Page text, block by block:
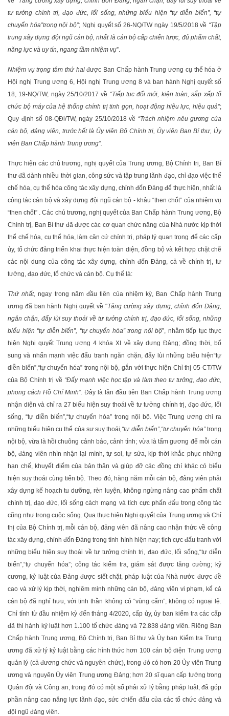
tư tưởng chính trị, đạo đức, lối sống, những biểu hiện “tự diễn biến”, “tự
chuyển hóa”trong nội bộ”; Nghị quyết số 26-NQ/TW ngày 19/5/2018 về “Tập
trung xây dựng đội ngũ cán bộ, nhất là cán bộ cấp chiến lược, đủ phẩm chất,
năng lực và uy tín, ngang tầm nhiệm vụ”.
Nhiệm vụ trọng tâm thứ haiđược Ban Chấp hành Trung ương cụ thể hóa ở
Hội nghị Trung ương 6, Hội nghị Trung ương 8 và ban hành Nghị quyết số
18, 19-NQ/TW, ngày 25/10/2017 về “Tiếp tục đổi mới, kiện toàn, sắp xếp tổ
chức bộ máy của hệ thống chính trị tinh gọn, hoạt động hiệu lực, hiệu quả”;
Quy định số 08-QĐi/TW, ngày 25/10/2018 về “Trách nhiệm nêu gương của
cán bộ, đảng viên, trước hết là Ủy viên Bộ Chính trị, Ủy viên Ban Bí thư, Ủy
viên Ban Chấp hành Trung ương”.
Thực hiện các chủ trương, nghị quyết của Trung ương, Bộ Chính trị, Ban Bí
thư đã dành nhiều thời gian, công sức và tập trung lãnh đạo, chỉ đạo việc thể
chế hóa, cụ thể hóa công tác xây dựng, chỉnh đốn Đảng để thực hiện, nhất là
công tác cán bộ và xây dựng đội ngũ cán bộ - khâu “then chốt” của nhiệm vụ
“then chốt” . Các chủ trương, nghị quyết của Ban Chấp hành Trung ương, Bộ
Chính trị, Ban Bí thư đã được các cơ quan chức năng của Nhà nước kịp thời
thể chế hóa, cụ thể hóa, làm căn cứ chính trị, pháp lý quan trọng để các cấp
ủy, tổ chức đảng triển khai thực hiện toàn diện, đồng bộ và kết hợp chặt chẽ
các nội dung của công tác xây dựng, chỉnh đốn Đảng, cả về chính trị, tư
tưởng, đạo đức, tổ chức và cán bộ. Cụ thể là:
Thứ nhất, ngay trong năm đầu tiên của nhiệm kỳ, Ban Chấp hành Trung
ương đã ban hành Nghị quyết về "Tăng cường xây dựng, chỉnh đốn Đảng;
ngăn chặn, đẩy lùi suy thoái về tư tưởng chính trị, đạo đức, lối sống, những
biểu hiện "tự diễn biến”, "tự chuyển hóa” trong nội bộ”, nhằm tiếp tục thực
hiện Nghị quyết Trung ương 4 khóa XI về xây dựng Đảng; đồng thời, bổ
sung và nhấn mạnh việc đấu tranh ngăn chặn, đẩy lùi những biểu hiện“tự
diễn biến”,“tự chuyển hóa” trong nội bộ, gắn với thực hiện Chỉ thị 05-CT/TW
của Bộ Chính trị về “Đẩy mạnh việc học tập và làm theo tư tưởng, đạo đức,
phong cách Hồ Chí Minh”. Đây là lần đầu tiên Ban Chấp hành Trung ương
nhận diện và chỉ ra 27 biểu hiện suy thoái về tư tưởng chính trị, đạo đức, lối
sống, “tự diễn biến”,“tự chuyển hóa” trong nội bộ. Việc Trung ương chỉ ra
những biểu hiện cụ thể của sự suy thoái,“tự diễn biến”,“tự chuyển hóa”trong
nội bộ, vừa là hồi chuông cảnh báo, cảnh tỉnh; vừa là tấm gương để mỗi cán
bộ, đảng viên nhìn nhận lại mình, tự soi, tự sửa, kịp thời khắc phục những
hạn chế, khuyết điểm của bản thân và giúp đỡ các đồng chí khác có biểu
hiện suy thoái cùng tiến bộ. Theo đó, hàng năm mỗi cán bộ, đảng viên phải
xây dựng kế hoạch tu dưỡng, rèn luyện, không ngừng nâng cao phẩm chất
chính trị, đạo đức, lối sống cách mạng và tích cực phấn đấu trong công tác
cũng như trong cuộc sống. Qua thực hiện Nghị quyết của Trung ương và Chỉ
thị của Bộ Chính trị, mỗi cán bộ, đảng viên đã nâng cao nhận thức về công
tác xây dựng, chỉnh đốn Đảng trong tình hình hiện nay; tích cực đấu tranh với
những biểu hiện suy thoái về tư tưởng chính trị, đạo đức, lối sống,“tự diễn
biến”,“tự chuyển hóa”; công tác kiểm tra, giám sát được tăng cường; kỷ
cương, kỷ luật của Đảng được siết chặt, pháp luật của Nhà nước được đề
cao và xử lý kịp thời, nghiêm minh những cán bộ, đảng viên vi phạm, kể cả
cán bộ đã nghỉ hưu, với tinh thần không có “vùng cấm”, không có ngoại lệ.
Chỉ tính từ đầu nhiệm kỳ đến tháng 4/2020, cấp ủy, ủy ban kiểm tra các cấp
đã thi hành kỷ luật hơn 1.100 tổ chức đảng và 72.838 đảng viên. Riêng Ban
Chấp hành Trung ương, Bộ Chính trị, Ban Bí thư và Ủy ban Kiểm tra Trung
ương đã xử lý kỷ luật bằng các hình thức hơn 100 cán bộ diện Trung ương
quản lý (cả đương chức và nguyên chức), trong đó có hơn 20 Ủy viên Trung
ương và nguyên Ủy viên Trung ương Đảng; hơn 20 sĩ quan cấp tướng trong
Quân đội và Công an, trong đó có một số phải xử lý bằng pháp luật, đã góp
phần nâng cao năng lực lãnh đạo, sức chiến đấu của các tổ chức đảng và
đội ngũ đảng viên.